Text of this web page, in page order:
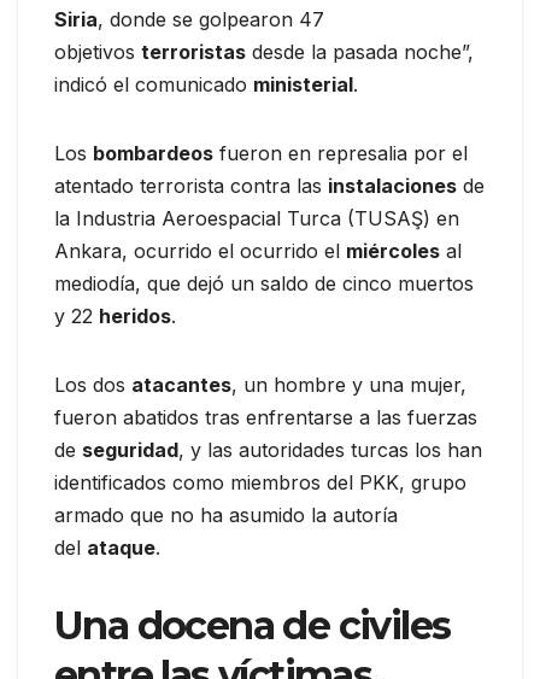
Siria, donde se golpearon 47
objetivos terroristas desde la pasada noche”,
indicó el comunicado ministerial.
Los bombardeos fueron en represalia por el
atentado terrorista contra las instalaciones de
la Industria Aeroespacial Turca (TUSAŞ) en
Ankara, ocurrido el ocurrido el miércoles al
mediodía, que dejó un saldo de cinco muertos
y 22 heridos.
Los dos atacantes, un hombre y una mujer,
fueron abatidos tras enfrentarse a las fuerzas
de seguridad, y las autoridades turcas los han
identificados como miembros del PKK, grupo
armado que no ha asumido la autoría
del ataque.
Una docena de civiles